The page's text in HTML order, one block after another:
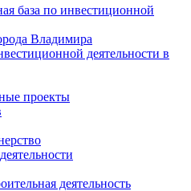
база по инвестиционной
Владимира
деятельности в
проекты
деятельность